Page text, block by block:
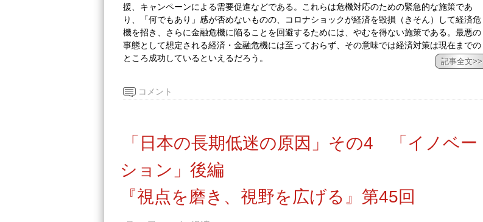
援、キャンペーンによる需要促進などである。これらは危機対応のための緊急的な施策であ
り、「何でもあり」感が否めないものの、コロナショックが経済を毀損（きそん）して経済危
機を招き、さらに金融危機に陥ることを回避するためには、やむを得ない施策である。最悪の
事態として想定される経済・金融危機には至っておらず、その意味では経済対策は現在までの
ところ成功しているといえるだろう。
記事全文>>
コメント
「日本の長期低迷の原因」その4 「イノベー
ション」後編
『視点を磨き、視野を広げる』第45回